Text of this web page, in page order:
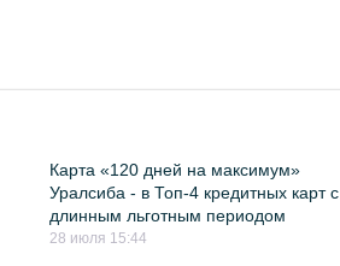
Карта «120 дней на максимум»
Уралсиба - в Топ-4 кредитных карт с
длинным льготным периодом
28 июля 15:44